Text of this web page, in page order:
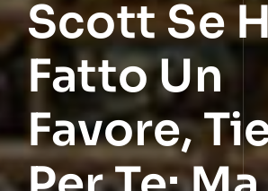
Scott Se
Fatto Un
Favore,